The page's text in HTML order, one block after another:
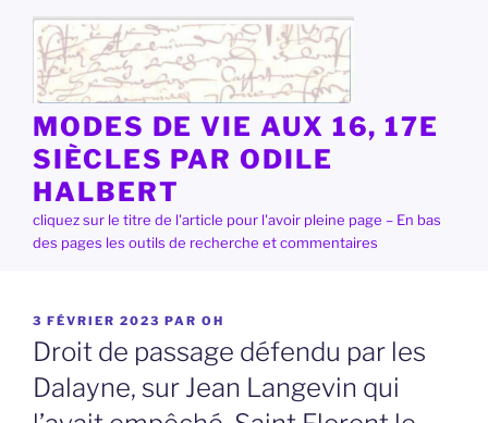
contenu
principal
MODES DE VIE AUX 16, 17E
SIÈCLES PAR ODILE
HALBERT
cliquez sur le titre de l'article pour l'avoir pleine page – En bas
des pages les outils de recherche et commentaires
PUBLIÉ
LE
3 FÉVRIER 2023 PAR OH
Droit de passage défendu par les
Dalayne, sur Jean Langevin qui